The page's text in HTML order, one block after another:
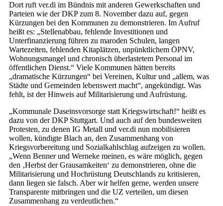
Dort ruft ver.di im Bündnis mit anderen Gewerkschaften und
Parteien wie der DKP zum 8. November dazu auf, gegen
Kürzungen bei den Kommunen zu demonstrieren. Im Aufruf
heißt es: „Stellenabbau, fehlende Investitionen und
Unterfinanzierung führen zu maroden Schulen, langen
Wartezeiten, fehlenden Kitaplätzen, unpünktlichem ÖPNV,
Wohnungsmangel und chronisch überlastetem Personal im
öffentlichen Dienst.“ Viele Kommunen hätten bereits
„dramatische Kürzungen“ bei Vereinen, Kultur und „allem, was
Städte und Gemeinden lebenswert macht“, angekündigt. Was
fehlt, ist der Hinweis auf Militarisierung und Aufrüstung.
„Kommunale Daseinsvorsorge statt Kriegswirtschaft!“ heißt es
dazu von der DKP Stuttgart. Und auch auf den bundesweiten
Protesten, zu denen IG Metall und ver.di nun mobilisieren
wollen, kündigte Blach an, den Zusammenhang von
Kriegsvorbereitung und Sozialkahlschlag aufzeigen zu wollen.
„Wenn Benner und Werneke meinen, es wäre möglich, gegen
den ‚Herbst der Grausamkeiten‘ zu demonstrieren, ohne die
Militarisierung und Hochrüstung Deutschlands zu kritisieren,
dann liegen sie falsch. Aber wir helfen gerne, werden unsere
Transparente mitbringen und die UZ verteilen, um diesen
Zusammenhang zu verdeutlichen.“